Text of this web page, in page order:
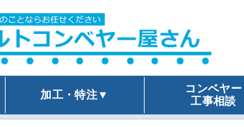
加工・特注▼
コンベヤー
工事相談